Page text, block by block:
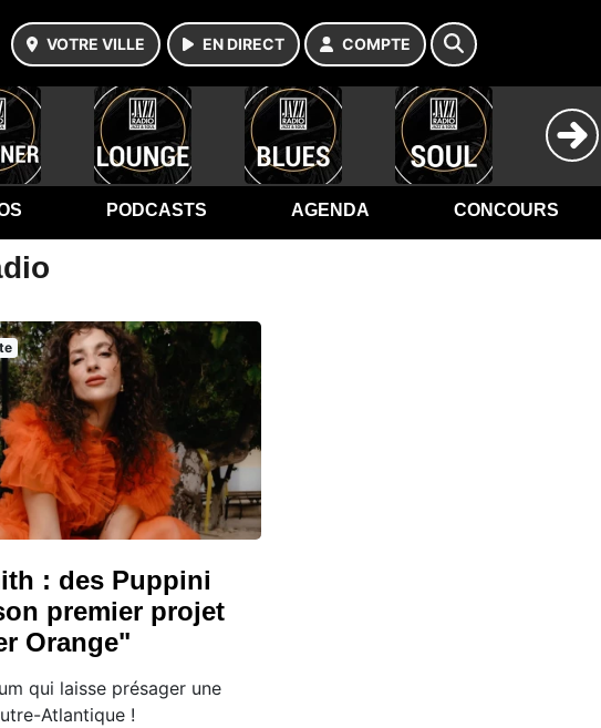
VOTRE VILLE EN DIRECT COMPTE
PODCASTS AGENDA CONCOURS
: des Puppini
premier projet
Orange"
qui laisse présager une
Atlantique !